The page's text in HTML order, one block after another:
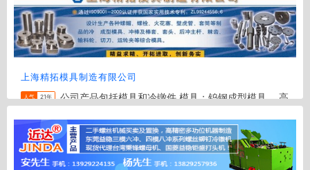
镦成形机，螺帽成形机，零...
地区:宁波 电话:13957414900
上海精拓模具制造有限公司
人气 21年
公司产品包括模具和冷镦件 模具：钨钢成型模具、 高
（螺丝模具）（直杆模具、缩杆模具、缩颈模具、六片组合模
具等）;钨钢模具（合金...
地区:上海 电话:021-69177348-201